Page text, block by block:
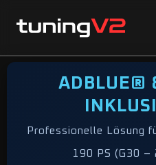
ADBLUE®
Professionelle Lösung
190 PS (G30 –